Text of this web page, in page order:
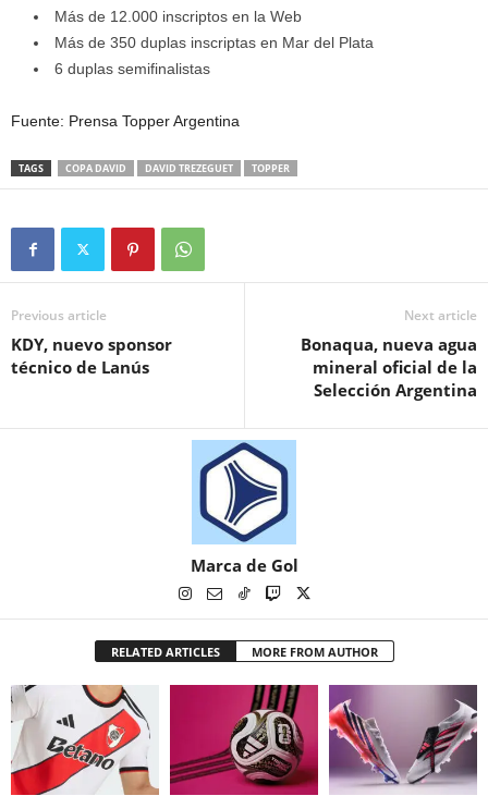
Más de 12.000 inscriptos en la Web
Más de 350 duplas inscriptas en Mar del Plata
6 duplas semifinalistas
Fuente: Prensa Topper Argentina
TAGS COPA DAVID DAVID TREZEGUET TOPPER
Previous article
KDY, nuevo sponsor
técnico de Lanús
Next article
Bonaqua, nueva agua
mineral oficial de la
Selección Argentina
Marca de Gol
RELATED ARTICLES MORE FROM AUTHOR